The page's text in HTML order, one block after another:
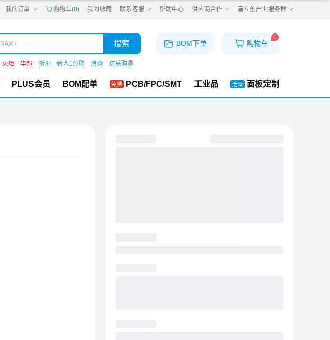
我的订单 购物车(0) 我的收藏 联系客服 帮助中心 供应商合作 嘉立创产业服务群
嘉立创PCB
嘉立创FA
机电工坊
搜索
火炬 华邦 折扣 新人1分购 清仓 送采购晶
BOM下单 购物车
0
PLUS会员 BOM配单 PCB/FPC/SMT 工业品 面板定制